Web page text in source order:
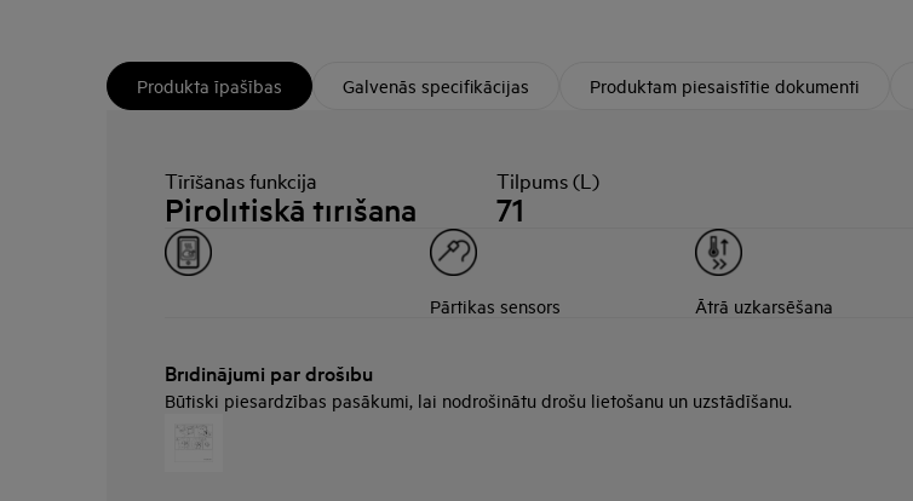
Produkta īpašības Galvenās specifikācijas Produktam piesaistītie dokumenti
Tīrīšanas funkcija
Pirolītiskā tīrīšana
Tilpums (L)
71
Pārtikas sensors Ātrā uzkarsēšana
Brīdinājumi par drošību
Būtiski piesardzības pasākumi, lai nodrošinātu drošu lietošanu un uzstādīšanu.